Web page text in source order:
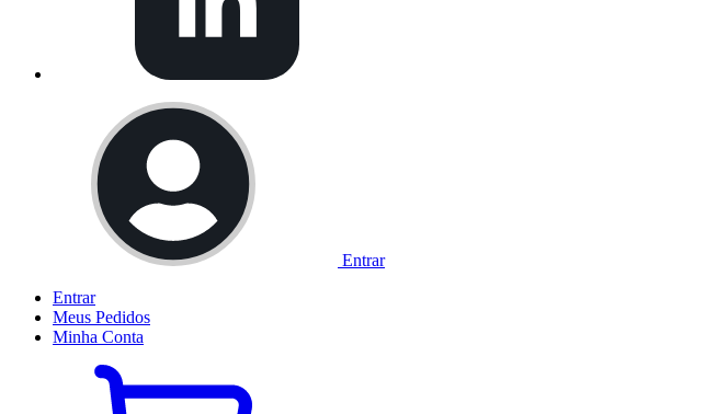
Entrar
Entrar
Meus Pedidos
Minha Conta